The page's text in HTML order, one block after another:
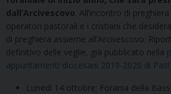
dall’Arcivescovo . All’incontro di
operatori pastorali e i cristiani che
di preghiera assieme all’Arcivescovo.
definitivo delle veglie, già pubblicato nella
appuntamenti diocesani 2019-2020 di
Lunedì 14 ottobre: Forania della